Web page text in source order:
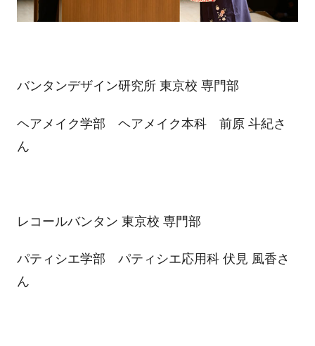
バンタンデザイン研究所 東京校 専門部
ヘアメイク学部 ヘアメイク本科 前原 斗紀さ
ん
レコールバンタン 東京校 専門部
パティシエ学部 パティシエ応用科 伏見 風香さ
ん